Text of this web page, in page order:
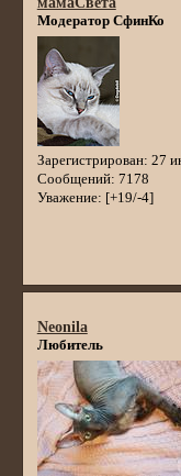
Модератор СфинКо
Зарегистрирован: 27
Сообщений: 7178
Уважение: [+19/-4]
Neonila
Любитель